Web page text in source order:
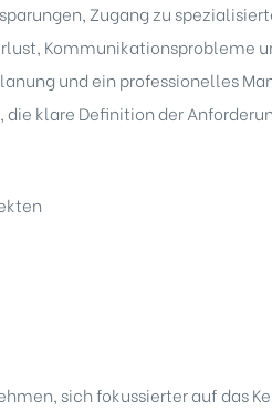
Zugang zu
Kommunikationsprobleme
und ein professionelles
klare Definition der
sich fokussierter auf das